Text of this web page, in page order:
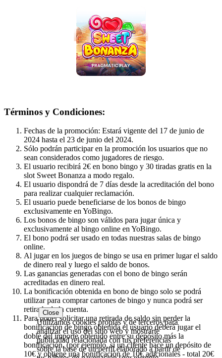
Términos y Condiciones:
Fechas de la promoción: Estará vigente del 17 de junio de
2024 hasta el 23 de junio del 2024.
Sólo podrán participar en la promoción los usuarios que no
sean considerados como jugadores de riesgo.
El usuario recibirá 2€ en bono bingo y 30 tiradas gratis en la
slot Sweet Bonanza a modo regalo.
El usuario dispondrá de 7 días desde la acreditación del bono
para realizar cualquier reclamación.
El usuario puede beneficiarse de los bonos de bingo
exclusivamente en YoBingo.
Los bonos de bingo son válidos para jugar única y
exclusivamente al bingo online en YoBingo.
El bono podrá ser usado en todas nuestras salas de bingo
online.
Al jugar en los juegos de bingo se usa en primer lugar el saldo
de dinero real y luego el saldo de bonos.
Las ganancias generadas con el bono de bingo serán
acreditadas en dinero real.
La bonificación obtenida en bono de bingo solo se podrá
utilizar para comprar cartones de bingo y nunca podrá ser
retirada de la cuenta.
Para poder solicitar una retirada de saldo sin perder la
bonificación de bingo obtenida el usuario deberá jugar el
doble del importe obtenido entre su depósito más la
bonificación, (por ejemplo, si un cliente hace un depósito de
10€ y obtiene una bonificación de 10€ adicionales - total 20€
Close
Utilizamos cookies propias y de terceros para
analizar el uso del sitio web y mostrarte
publicidad relacionada con tus preferencias
sobre la base de un perfil elaborado a partir de